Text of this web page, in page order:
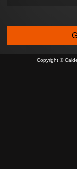
Copyright ©